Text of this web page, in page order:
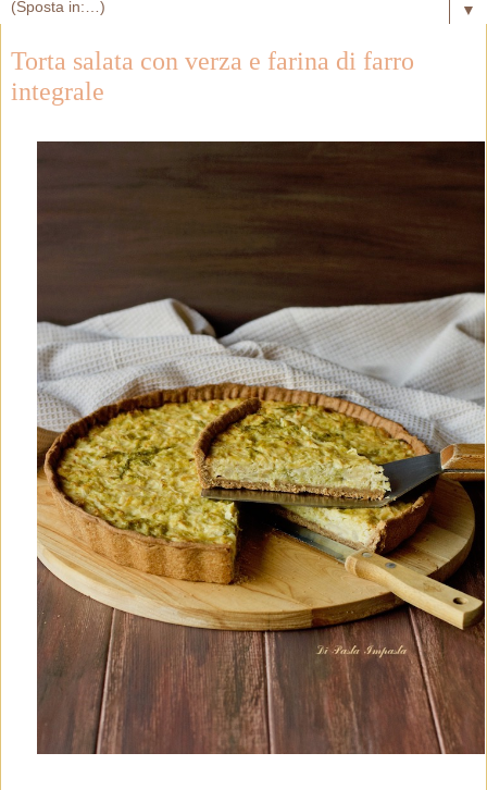
▼
Torta salata con verza e farina di farro
integrale